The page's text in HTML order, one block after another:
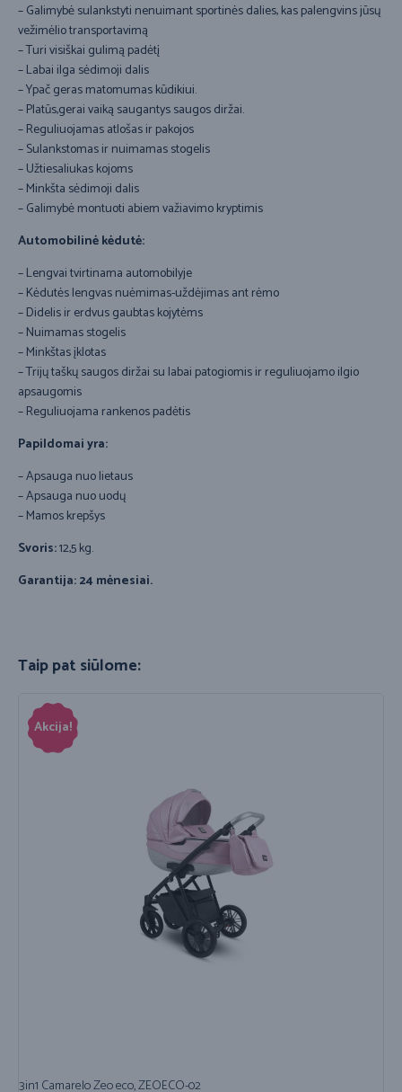
– Galimybė sulankstyti nenuimant sportinės dalies, kas palengvins jūsų
vežimėlio transportavimą
– Turi visiškai gulimą padėtį
– Labai ilga sėdimoji dalis
– Ypač geras matomumas kūdikiui.
– Platūs,gerai vaiką saugantys saugos diržai.
– Reguliuojamas atlošas ir pakojos
– Sulankstomas ir nuimamas stogelis
– Užtiesaliukas kojoms
– Minkšta sėdimoji dalis
– Galimybė montuoti abiem važiavimo kryptimis
Automobilinė kėdutė:
– Lengvai tvirtinama automobilyje
– Kėdutės lengvas nuėmimas-uždėjimas ant rėmo
– Didelis ir erdvus gaubtas kojytėms
– Nuimamas stogelis
– Minkštas įklotas
– Trijų taškų saugos diržai su labai patogiomis ir reguliuojamo ilgio
apsaugomis
– Reguliuojama rankenos padėtis
Papildomai yra:
– Apsauga nuo lietaus
– Apsauga nuo uodų
– Mamos krepšys
Svoris:12,5 kg.
Garantija: 24 mėnesiai.
Taip pat siūlome:
Akcija!
3in1 Camarelo Zeo eco, ZEOECO-02